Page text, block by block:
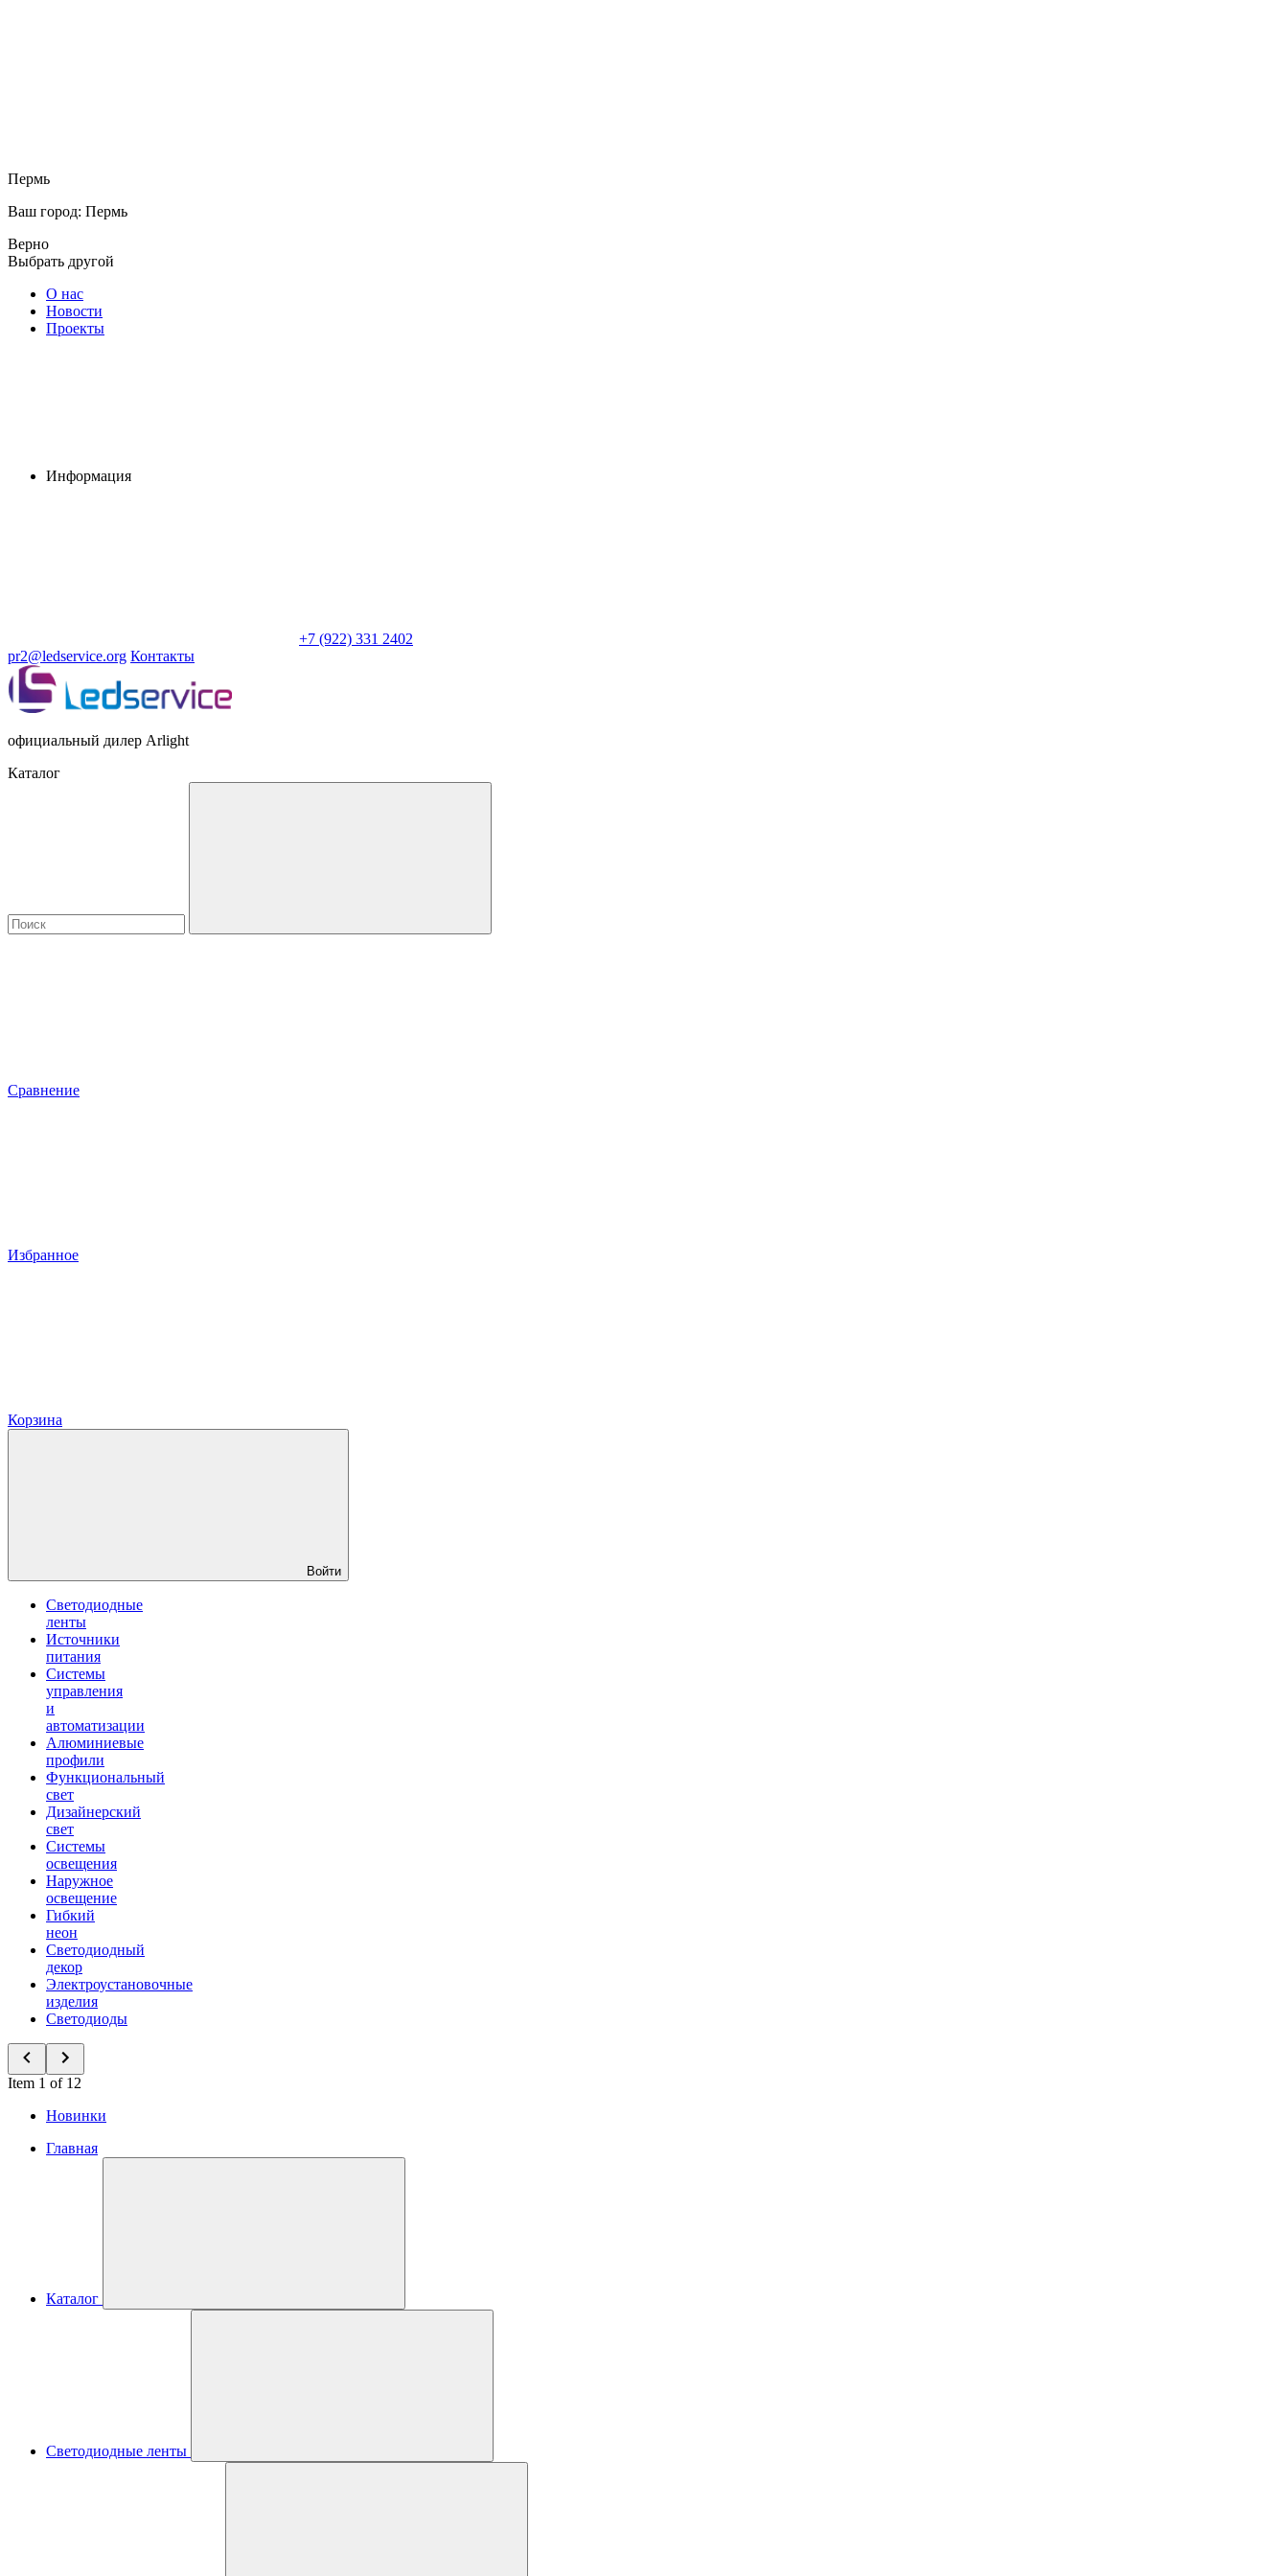
Пермь
Ваш город: Пермь
Верно
Выбрать другой
О нас
Новости
Проекты
Информация
+7 (922) 331 2402
pr2@ledservice.org Контакты
официальный дилер Arlight
Каталог
Сравнение
Избранное
Корзина
Войти
Светодиодные
ленты
Источники
питания
Системы
управления
и
автоматизации
Алюминиевые
профили
Функциональный
свет
Дизайнерский
свет
Системы
освещения
Наружное
освещение
Гибкий
неон
Светодиодный
декор
Электроустановочные
изделия
Светодиоды
Item 1 of 12
Новинки
Главная
Каталог
Светодиодные ленты